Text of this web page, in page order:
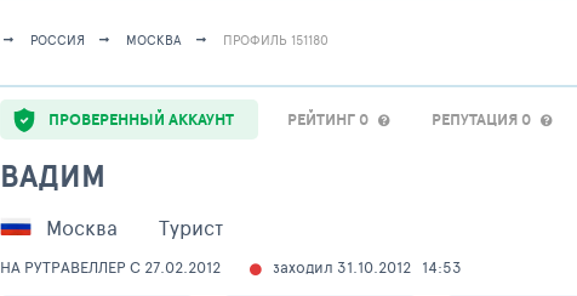
РОССИЯ МОСКВА ПРОФИЛЬ 151180
ПРОВЕРЕННЫЙ АККАУНТ РЕЙТИНГ 0 РЕПУТАЦИЯ 0
ВАДИМ
Москва Турист
НА РУТРАВЕЛЛЕР C 27.02.2012 заходил 31.10.2012 14:53